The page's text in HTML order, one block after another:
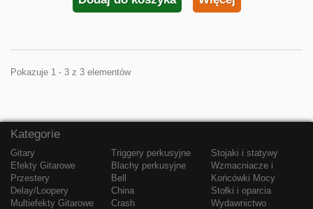
Pokazuje 1 - 3 z 3 elementów
Kategorie
Gitary
Efekty Gitarowe
Przestery
Delay/Loopery
Multiefekty Gitarowe
Triggery perkusyjne
Blachy perkusyjne
Bell
China
Crash
Stojaki i statywy
Wzmacniacze i
Końcówki Mocy
Stołki i oparcia
Wydawnictwo